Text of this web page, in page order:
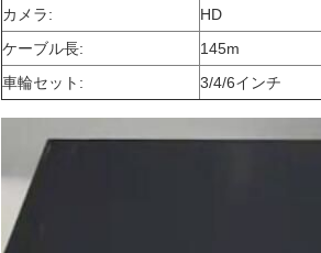
カメラ:
HD
ケーブル長:
145m
車輪セット:
3/4/6インチ